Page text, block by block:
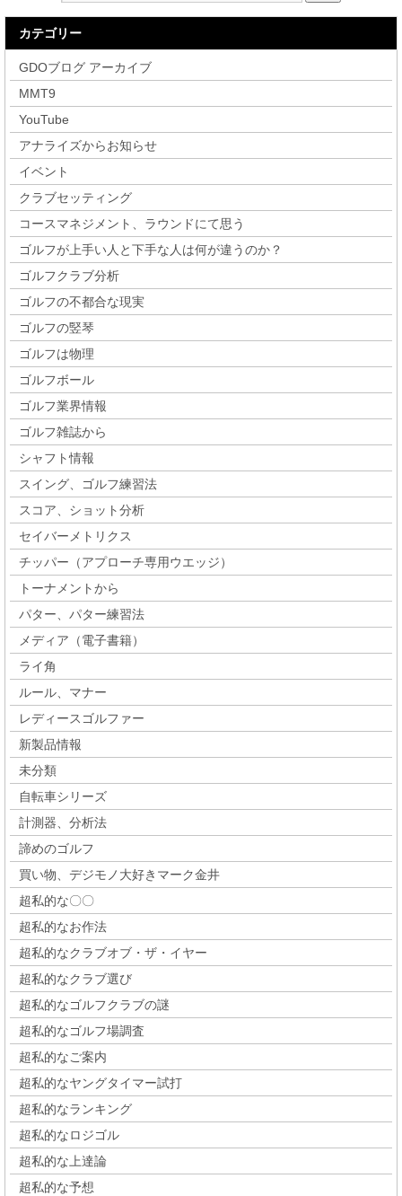
カテゴリー
GDOブログ アーカイブ
MMT9
YouTube
アナライズからお知らせ
イベント
クラブセッティング
コースマネジメント、ラウンドにて思う
ゴルフが上手い人と下手な人は何が違うのか？
ゴルフクラブ分析
ゴルフの不都合な現実
ゴルフの竪琴
ゴルフは物理
ゴルフボール
ゴルフ業界情報
ゴルフ雑誌から
シャフト情報
スイング、ゴルフ練習法
スコア、ショット分析
セイバーメトリクス
チッパー（アプローチ専用ウエッジ）
トーナメントから
パター、パター練習法
メディア（電子書籍）
ライ角
ルール、マナー
レディースゴルファー
新製品情報
未分類
自転車シリーズ
計測器、分析法
諦めのゴルフ
買い物、デジモノ大好きマーク金井
超私的な〇〇
超私的なお作法
超私的なクラブオブ・ザ・イヤー
超私的なクラブ選び
超私的なゴルフクラブの謎
超私的なゴルフ場調査
超私的なご案内
超私的なヤングタイマー試打
超私的なランキング
超私的なロジゴル
超私的な上達論
超私的な予想